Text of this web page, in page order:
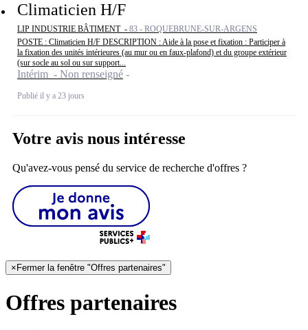
Climaticien H/F
LIP INDUSTRIE BÂTIMENT - 83 - ROQUEBRUNE-SUR-ARGENS
POSTE : Climaticien H/F DESCRIPTION : Aide à la pose et fixation : Participer à
la fixation des unités intérieures (au mur ou en faux-plafond) et du groupe extérieur
(sur socle au sol ou sur support...
Intérim - Non renseigné
Publié il y a 23 jours
Votre avis nous intéresse
Qu'avez-vous pensé du service de recherche d'offres ?
× Fermer la fenêtre "Offres partenaires"
Offres partenaires